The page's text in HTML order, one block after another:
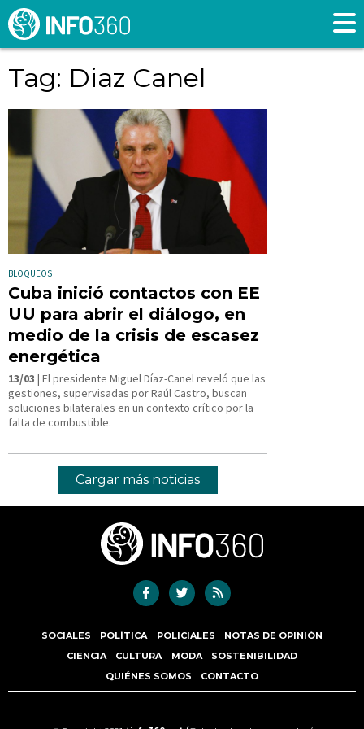
Tag: Diaz Canel
BLOQUEOS
Cuba inició contactos con EE
UU para abrir el diálogo, en
medio de la crisis de escasez
energética
13/03 | El presidente Miguel Díaz-Canel reveló que las
gestiones, supervisadas por Raúl Castro, buscan
soluciones bilaterales en un contexto crítico por la
falta de combustible.
Cargar más noticias
SOCIALES POLÍTICA POLICIALES
NOTAS DE OPINIÓN
CIENCIA
CULTURA MODA
SOSTENIBILIDAD
QUIÉNES SOMOS
CONTACTO